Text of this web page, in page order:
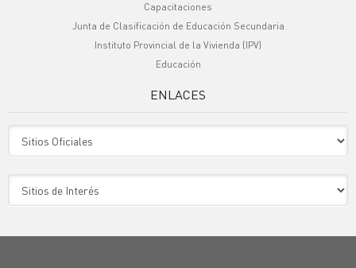
Capacitaciones
Junta de Clasificación de Educación Secundaria
Instituto Provincial de la Vivienda (IPV)
Educación
ENLACES